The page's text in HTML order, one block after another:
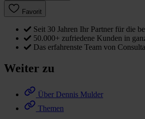
Favorit
Seit 30 Jahren Ihr Partner für die
50.000+ zufriedene Kunden in
Das erfahrenste Team von
Weiter zu
Über Dennis Mulder
Themen